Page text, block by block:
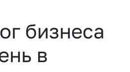
бизнеса
в